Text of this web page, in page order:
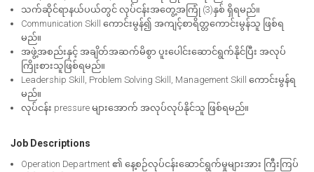
သက်ဆိုင်ရာနယ်ပယ်တွင် လုပ်ငန်းအတွေ့အကြုံ (3)နှစ် ရှိရမည်။
Communication Skill ကောင်းမွန်၍ အကျင့်စာရိတ္တကောင်းမွန်သူ ဖြစ်ရ
မည်။
အဖွဲ့အစည်းနှင့် အချိတ်အဆက်မိစွာ ပူးပေါင်းဆောင်ရွက်နိုင်ပြီး အလုပ်
ကြိုးစားသူဖြစ်ရမည်။
Leadership Skill, Problem Solving Skill, Management Skill ကောင်းမွန်ရ
မည်။
လုပ်ငန်း pressure များအောက် အလုပ်လုပ်နိုင်သူ ဖြစ်ရမည်။
Job Descriptions
Operation Department ၏ နေ့စဉ်လုပ်ငန်းဆောင်ရွက်မှုများအား ကြီးကြပ်